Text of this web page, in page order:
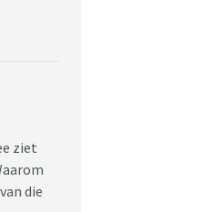
ziet
die